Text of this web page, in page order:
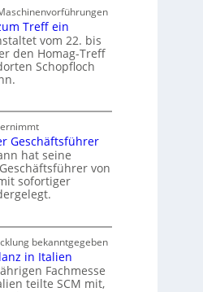
Treff ein
vom 22. bis
den Homag-Treff
Schopfloch
Geschäftsführer
hat seine
von
sofortiger
bekanntgegeben
in Italien
Fachmesse
teilte SCM mit,